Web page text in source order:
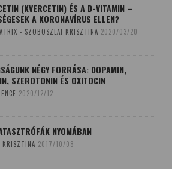
(KVERCETIN) ÉS A D-VITAMIN –
A KORONAVÍRUS ELLEN?
- SZOBOSZLAI KRISZTINA 2020/03/20
NÉGY FORRÁSA: DOPAMIN,
SZEROTONIN ÉS OXITOCIN
2020/12/12
NYOMÁBAN
KRISZTINA 2017/10/08